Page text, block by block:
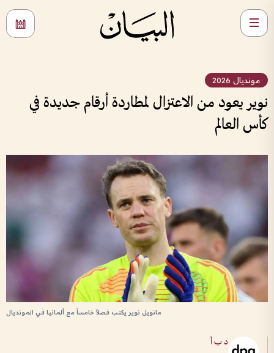
مونديال 2026
نوير يعود من الاعتزال لمطاردة أرقام جديدة في
كأس العالم
مانويل نوير يكتب فصلاً خامساً مع ألمانيا في المونديال
د ب أ